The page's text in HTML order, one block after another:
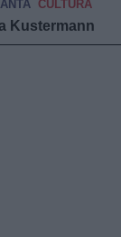
CULTURA
Kustermann